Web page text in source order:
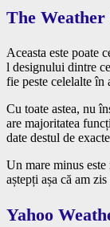
The Weather
Aceasta este poate
l designului dintre
fie peste celelalte în
Cu toate astea, nu
are majoritatea
date destul de
Un mare minus este
aștepți așa că am
Yahoo